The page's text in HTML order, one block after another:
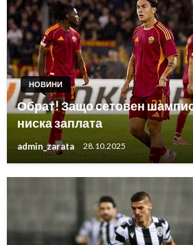
НОВИНИ
Обрат! Защо сетовен
ниска заплата
admin_zarata 28.10.2025